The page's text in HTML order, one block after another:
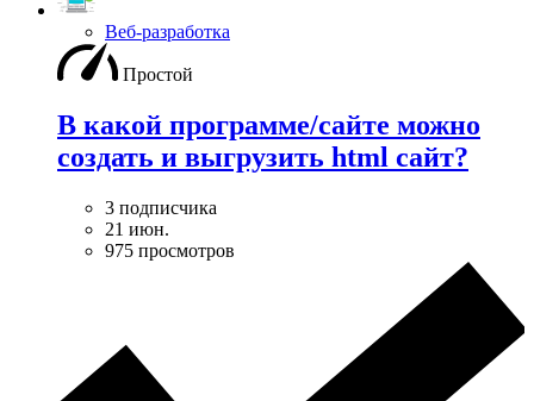
Веб-разработка
Простой
В какой программе/сайте можно
создать и выгрузить html сайт?
3 подписчика
21 июн.
975 просмотров